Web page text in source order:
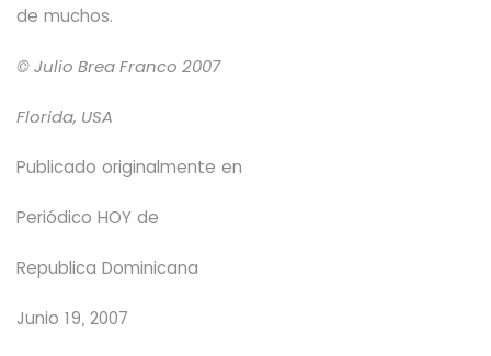
de muchos.
© Julio Brea Franco 2007
Florida, USA
Publicado originalmente en
Periódico HOY de
Republica Dominicana
Junio 19, 2007